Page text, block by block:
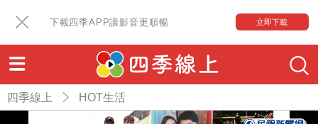
下載四季APP讓影音更順暢 立即下載
四季線上 HOT生活